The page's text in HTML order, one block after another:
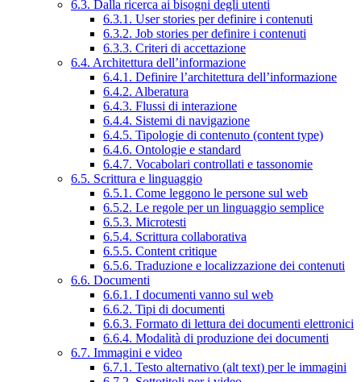
6.3. Dalla ricerca ai bisogni degli utenti
6.3.1. User stories per definire i contenuti
6.3.2. Job stories per definire i contenuti
6.3.3. Criteri di accettazione
6.4. Architettura dell’informazione
6.4.1. Definire l’architettura dell’informazione
6.4.2. Alberatura
6.4.3. Flussi di interazione
6.4.4. Sistemi di navigazione
6.4.5. Tipologie di contenuto (content type)
6.4.6. Ontologie e standard
6.4.7. Vocabolari controllati e tassonomie
6.5. Scrittura e linguaggio
6.5.1. Come leggono le persone sul web
6.5.2. Le regole per un linguaggio semplice
6.5.3. Microtesti
6.5.4. Scrittura collaborativa
6.5.5. Content critique
6.5.6. Traduzione e localizzazione dei contenuti
6.6. Documenti
6.6.1. I documenti vanno sul web
6.6.2. Tipi di documenti
6.6.3. Formato di lettura dei documenti elettronici
6.6.4. Modalità di produzione dei documenti
6.7. Immagini e video
6.7.1. Testo alternativo (alt text) per le immagini